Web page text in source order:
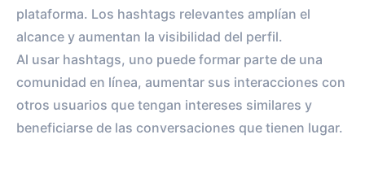
plataforma. Los hashtags relevantes amplían el
alcance y aumentan la visibilidad del perfil.
Al usar hashtags, uno puede formar parte de una
comunidad en línea, aumentar sus interacciones con
otros usuarios que tengan intereses similares y
beneficiarse de las conversaciones que tienen lugar.